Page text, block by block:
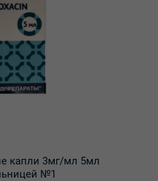
капли 3мг/мл 5мл
№1